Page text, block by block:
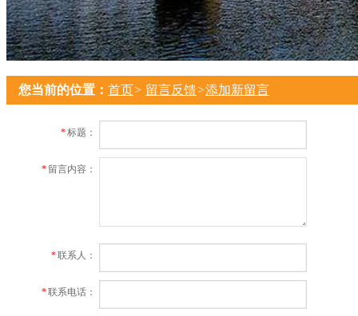
您当前的位置： 首页> 留言反馈>添加新留言
*标题：
* 留言内容：
*联系人：
*联系电话：